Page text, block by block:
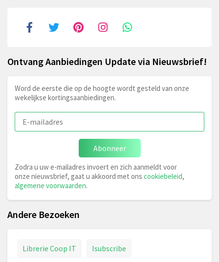
Ontvang Aanbiedingen Update via Nieuwsbrief!
Word de eerste die op de hoogte wordt gesteld van onze
wekelijkse kortingsaanbiedingen.
Abonneer
Zodra u uw e-mailadres invoert en zich aanmeldt voor
onze nieuwsbrief, gaat u akkoord met ons cookiebeleid,
algemene voorwaarden.
Andere Bezoeken
Librerie Coop IT Isubscribe